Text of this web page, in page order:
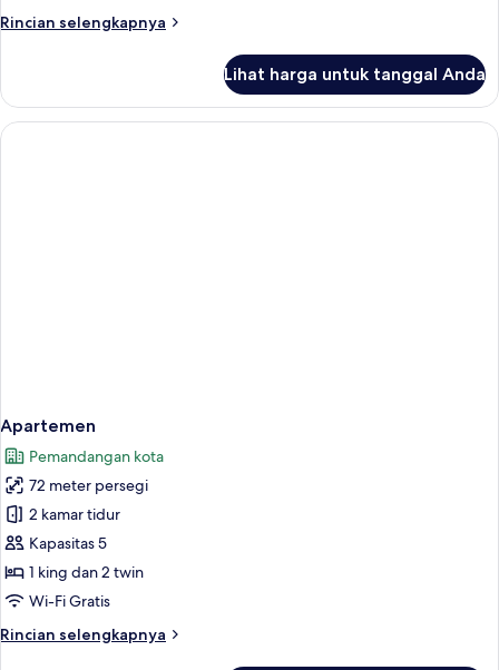
Queen
Rincian selengkapnya
Rincian
Suite
Deluks,
1
Lihat harga untuk tanggal Anda
Apartemen
Pemandangan kota
72 meter persegi
2 kamar tidur
Kapasitas 5
1 king dan 2 twin
Wi-Fi Gratis
Rincian selengkapnya
Rincian